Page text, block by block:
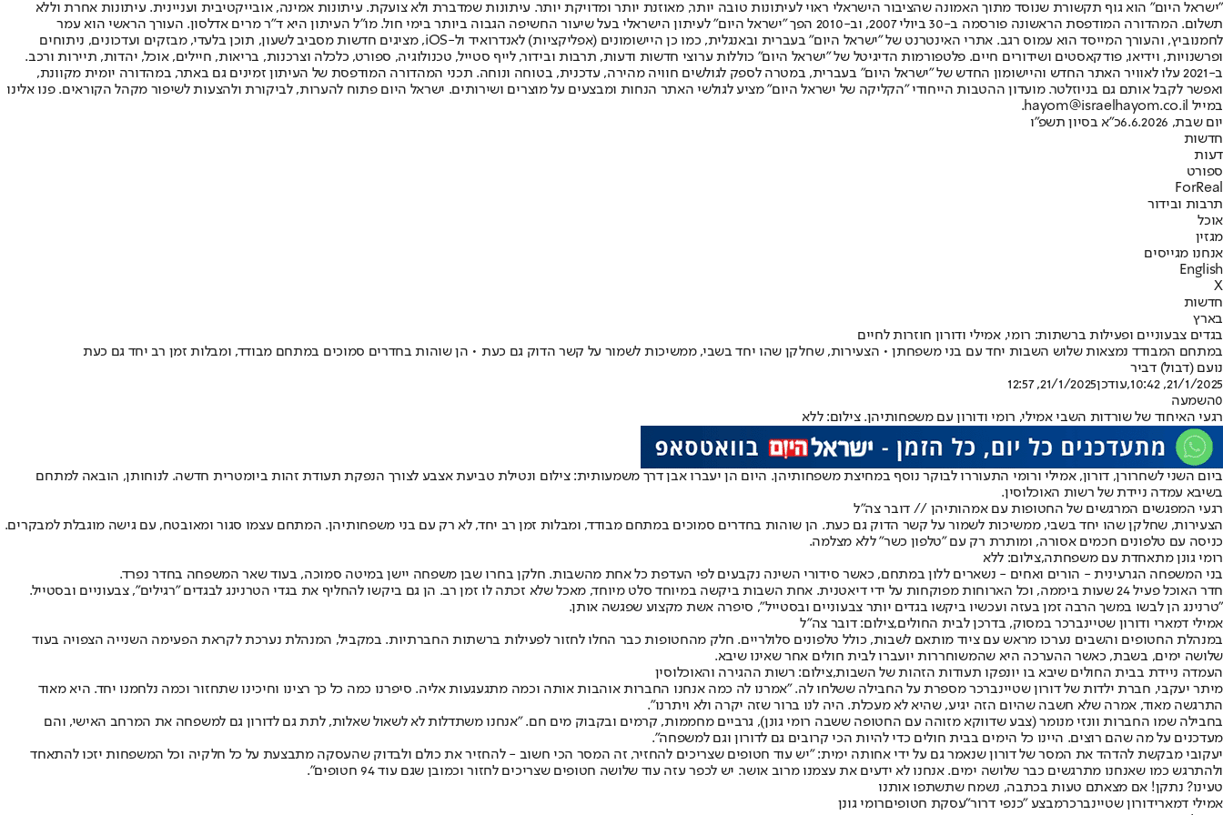
"ישראל היום" הוא גוף תקשורת שנוסד מתוך האמונה שהציבור הישראלי ראוי לעיתונות טובה יותר, מאוזנת יותר ומדויקת יותר. עיתונות שמדברת ולא צועקת. עיתונות אמינה, אובייקטיבית ועניינית. עיתונות אחרת וללא
תשלום. המהדורה המודפסת הראשונה פורסמה ב-30 ביולי 2007, וב-2010 הפך "ישראל היום" לעיתון הישראלי בעל שיעור החשיפה הגבוה ביותר בימי חול. מו"ל העיתון היא ד"ר מרים אדלסון. העורך הראשי הוא עמר
לחמנוביץ, והעורך המייסד הוא עמוס רגב. אתרי האינטרנט של "ישראל היום" בעברית ובאנגלית, כמו כן היישומונים (אפליקציות) לאנדרואיד ול-iOS, מציגים חדשות מסביב לשעון, תוכן בלעדי, מבזקים ועדכונים, ניתוחים
ופרשנויות, וידיאו, פודקאסטים ושידורים חיים. פלטפורמות הדיגיטל של "ישראל היום" כוללות ערוצי חדשות ודעות, תרבות ובידור, לייף סטייל, טכנולוגיה, ספורט, כלכלה וצרכנות, בריאות, חיילים, אוכל, יהדות, תיירות ורכב.
ב-2021 עלו לאוויר האתר החדש והיישומון החדש של "ישראל היום" בעברית, במטרה לספק לגולשים חוויה מהירה, עדכנית, בטוחה ונוחה. תכני המהדורה המודפסת של העיתון זמינים גם באתר, במהדורה יומית מקוונת,
ואפשר לקבל אותם גם בניוזלטר. מועדון ההטבות הייחודי "הקליקה של ישראל היום" מציע לגולשי האתר הנחות ומבצעים על מוצרים ושירותים. ישראל היום פתוח להערות, לביקורת ולהצעות לשיפור מקהל הקוראים. פנו אלינו
במייל hayom@israelhayom.co.il.
יום שבת, 6.6.2026
כ"א בסיון תשפ"ו
חדשות
דעות
ספורט
ForReal
תרבות ובידור
אוכל
מגזין
אנחנו מגייסים
English
X
חדשות
בארץ
בגדים צבעוניים ופעילות ברשתות: רומי, אמילי ודורון חוזרות לחיים
במתחם המבודד נמצאות שלוש השבות יחד עם בני משפחתן • הצעירות, שחלקן שהו יחד בשבי, ממשיכות לשמור על קשר הדוק גם כעת • הן שוהות בחדרים סמוכים במתחם מבודד, ומבלות זמן רב יחד גם כעת
נועם (דבול) דביר
21/1/2025, 10:42
,עודכן21/1/2025, 12:57
0השמעה
רגעי האיחוד של שורדות השבי אמילי, רומי ודורון עם משפחותיהן. צילום: ללא
ביום השני לשחרורן, דורון, אמילי ורומי התעוררו לבוקר נוסף במחיצת משפחותיהן. היום הן יעברו אבן דרך משמעותית: צילום ונטילת טביעת אצבע לצורך הנפקת תעודת זהות ביומטרית חדשה. לנוחותן, הובאה למתחם
בשיבא עמדה ניידת של רשות האוכלוסין.
רגעי המפגשים המרגשים של החטופות עם אמהותיהן // דובר צה"ל
הצעירות, שחלקן שהו יחד בשבי, ממשיכות לשמור על קשר הדוק גם כעת. הן שוהות בחדרים סמוכים במתחם מבודד, ומבלות זמן רב יחד, לא רק עם בני משפחותיהן. המתחם עצמו סגור ומאובטח, עם גישה מוגבלת למבקרים.
כניסה עם טלפונים חכמים אסורה, ומותרת רק עם "טלפון כשר" ללא מצלמה.
רומי גונן מתאחדת עם משפחתה,צילום: ללא
בני המשפחה הגרעינית - הורים ואחים - נשארים ללון במתחם, כאשר סידורי השינה נקבעים לפי העדפת כל אחת מהשבות. חלקן בחרו שבן משפחה יישן במיטה סמוכה, בעוד שאר המשפחה בחדר נפרד.
חדר האוכל פעיל 24 שעות ביממה, וכל הארוחות מפוקחות על ידי דיאטנית. אחת השבות ביקשה במיוחד סלט מיוחד, מאכל שלא זכתה לו זמן רב. הן גם ביקשו להחליף את בגדי הטרנינג לבגדים "רגילים", צבעוניים ובסטייל.
"טרנינג הן לבשו במשך הרבה זמן בעזה ועכשיו ביקשו בגדים יותר צבעוניים ובסטייל", סיפרה אשת מקצוע שפגשה אותן.
אמילי דמארי ודורון שטיינברכר במסוק, בדרכן לבית החולים,צילום: דובר צה"ל
במנהלת החטופים והשבים נערכו מראש עם ציוד מותאם לשבות, כולל טלפונים סלולריים. חלק מהחטופות כבר החלו לחזור לפעילות ברשתות החברתיות. במקביל, המנהלת נערכת לקראת הפעימה השנייה הצפויה בעוד
שלושה ימים, בשבת, כאשר ההערכה היא שהמשוחררות יועברו לבית חולים אחר שאינו שיבא.
העמדה ניידת בבית החולים שיבא בו יונפקו תעודות הזהות של השבות,צילום: רשות ההגירה והאוכלוסין
מיתר יעקבי, חברת ילדות של דורון שטיינברכר מספרת על החבילה ששלחו לה. "אמרנו לה כמה אנחנו החברות אוהבות אותה וכמה מתגעגעות אליה. סיפרנו כמה כל כך רצינו וחיכינו שתחזור וכמה נלחמנו יחד. היא מאוד
התרגשה מאוד, אמרה שלא חשבה שהיום הזה יגיע, שהיא לא מעכלת. היה לנו ברור שזה יקרה ולא ויתרנו".
בחבילה שמו החברות וונזי מנומר (צבע שדווקא מזוהה עם החטופה ששבה רומי גונן), גרביים מחממות, קרמים ובקבוק מים חם. "אנחנו משתדלות לא לשאול שאלות, לתת גם לדורון גם למשפחה את המרחב האישי, והם
מעדכנים על מה שהם רוצים. היינו כל הימים בבית חולים כדי להיות הכי קרובים גם לדורון וגם למשפחה".
יעקובי מבקשת להדהד את המסר של דורון שנאמר גם על ידי אחותה ימית: "יש עוד חטופים שצריכים להחזיר, זה המסר הכי חשוב - להחזיר את כולם ולבדוק שהעסקה מתבצעת על כל חלקיה וכל המשפחות יזכו להתאחד
ולהתרגש כמו שאנחנו מתרגשים כבר שלושה ימים. אנחנו לא ידעים את עצמנו מרוב אושר. יש לכפר עזה עוד שלושה חטופים שצריכים לחזור וכמובן שגם עוד 94 חטופים".
טעינו? נתקן! אם מצאתם טעות בכתבה, נשמח שתשתפו אותנו
אמילי דמארידורון שטיינברכרמבצע "כנפי דרור"עסקת חטופיםרומי גונן